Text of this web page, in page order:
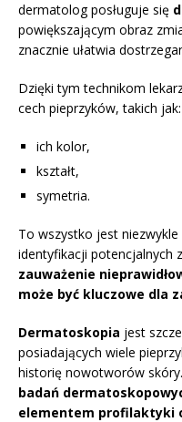
dermatolog posługuje się
powiększającym obraz
znacznie ułatwia
Dzięki tym technikom
cech pieprzyków, takich jak:
ich kolor,
kształt,
symetria.
To wszystko jest
identyfikacji potencjalnych
zauważenie
może być kluczowe dla
Dermatoskopia jest
posiadających wiele
historię nowotworów skóry.
badań
elementem profilaktyki